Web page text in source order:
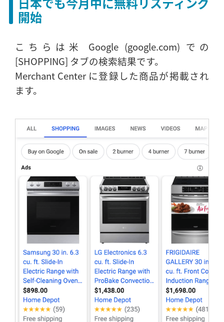
開始
こちらは米 Google (google.com) での
[SHOPPING] タブの検索結果です。
Merchant Center に登録した商品が掲載され
ます。